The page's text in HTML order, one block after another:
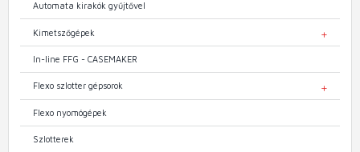
Automata kirakók gyűjtővel
Kimetszőgépek
In-line FFG - CASEMAKER
Flexo szlotter gépsorok
Flexo nyomógépek
Szlotterek